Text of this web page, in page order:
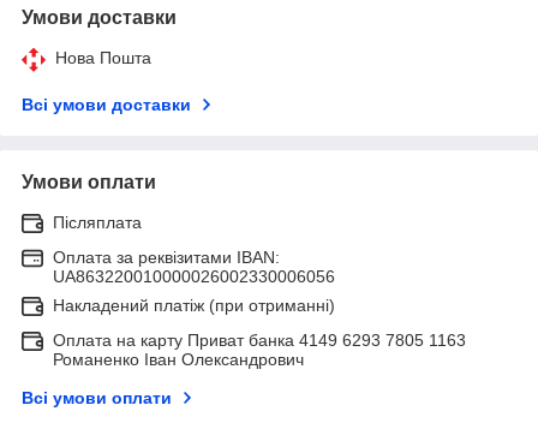
Умови доставки
Нова Пошта
Всі умови доставки
Умови оплати
Післяплата
Оплата за реквізитами IBAN:
UA863220010000026002330006056
Накладений платіж (при отриманні)
Оплата на карту Приват банка 4149 6293 7805 1163
Романенко Іван Олександрович
Всі умови оплати